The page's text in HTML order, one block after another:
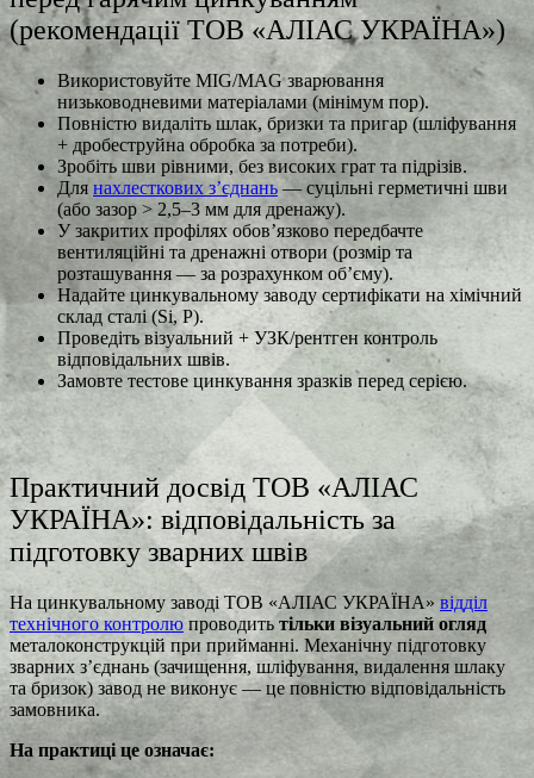
(рекомендації ТОВ «АЛІАС УКРАЇНА»)
Використовуйте MIG/MAG зварювання
низьководневими матеріалами (мінімум пор).
Повністю видаліть шлак, бризки та пригар (шліфування
+ дробеструйна обробка за потреби).
Зробіть шви рівними, без високих грат та підрізів.
Для нахлесткових з’єднань— суцільні герметичні шви
(або зазор > 2,5–3 мм для дренажу).
У закритих профілях обов’язково передбачте
вентиляційні та дренажні отвори (розмір та
розташування — за розрахунком об’єму).
Надайте цинкувальному заводу сертифікати на хімічний
склад сталі (Si, P).
Проведіть візуальний + УЗК/рентген контроль
відповідальних швів.
Замовте тестове цинкування зразків перед серією.
Практичний досвід ТОВ «АЛІАС
УКРАЇНА»: відповідальність за
підготовку зварних швів
На цинкувальному заводі ТОВ «АЛІАС УКРАЇНА» відділ
технічного контролю проводить тільки візуальний огляд
металоконструкцій при прийманні. Механічну підготовку
зварних з’єднань (зачищення, шліфування, видалення шлаку
та бризок) завод не виконує — це повністю відповідальність
замовника.
На практиці це означає: